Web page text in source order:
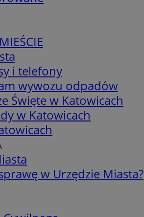
i telefony
wywozu odpadów
Święte w Katowicach
w Katowicach
w Urzędzie Miasta?